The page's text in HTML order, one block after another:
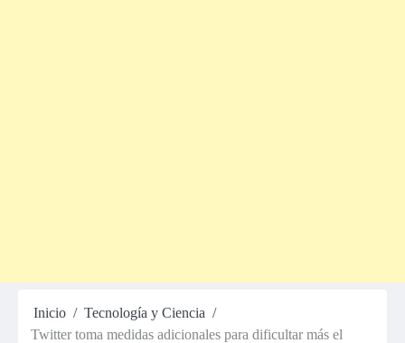
Inicio
Tecnología y Ciencia
Twitter toma medidas adicionales para dificultar más el